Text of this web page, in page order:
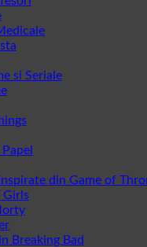
si Seriale
din Game of
Girls
Breaking Bad